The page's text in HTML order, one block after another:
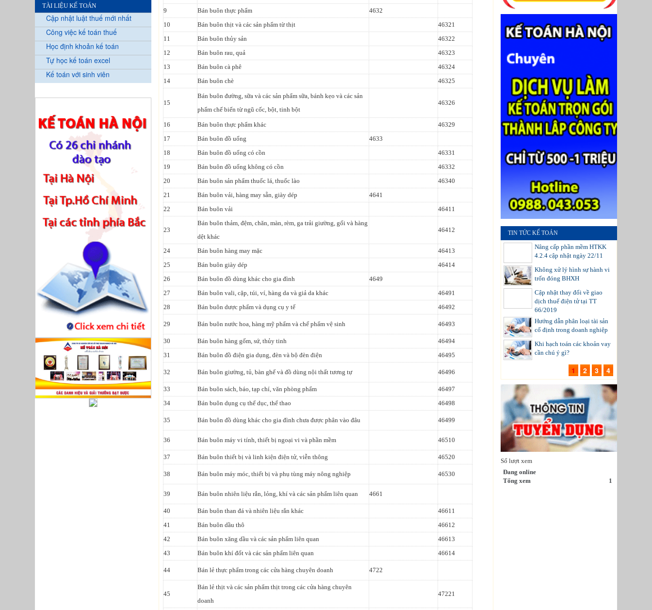
TÀI LIỆU KẾ TOÁN
Cập nhật luật thuế mới nhất
Công việc kế toán thuế
Học định khoản kế toán
Tự học kế toán excel
Kế toán với sinh viên
9 Bán buôn thực phẩm
4632
10
Bán buôn thịt và các sản phẩm từ thịt
46321
11
Bán buôn thủy sản
46322
12
Bán buôn rau, quả
46323
13
Bán buôn cà phê
46324
14
Bán buôn chè 46325
15
Bán buôn đường, sữa và các sản phẩm sữa, bánh kẹo và các sản
phẩm chế biến từ ngũ cốc, bột, tinh bột
46326
16 Bán buôn thực phẩm khác
46329
17
Bán buôn đồ uống
4633
18
Bán buôn đồ uống có cồn
46331
19
Bán buôn đồ uống không có cồn
46332
20
Bán buôn sản phẩm thuốc lá, thuốc lào
46340
21
Bán buôn vải, hàng may sẵn, giày dép
4641
22
Bán buôn vải 46411
23
Bán buôn thảm, đệm, chăn, màn, rèm, ga trải giường, gối và hàng
dệt khác
46412
24 Bán buôn hàng may mặc
46413
25
Bán buôn giày dép
46414
26
Bán buôn đồ dùng khác cho gia đình
4649
27
Bán buôn vali, cặp, túi, ví, hàng da và giả da khác
46491
28
Bán buôn dược phẩm và dụng cụ y tế 46492
29 Bán buôn nước hoa, hàng mỹ phẩm và chế phẩm vệ sinh 46493
30 Bán buôn hàng gốm, sứ, thủy tinh
46494
31
Bán buôn đồ điện gia dụng, đèn và bộ đèn điện 46495
32 Bán buôn giường, tủ, bàn ghế và đồ dùng nội thất tương tự 46496
33 Bán buôn sách, báo, tạp chí, văn phòng phẩm
46497
34
Bán buôn dụng cụ thể dục, thể thao 46498
35 Bán buôn đồ dùng khác cho gia đình chưa được phân vào đâu 46499
36 Bán buôn máy vi tính, thiết bị ngoại vi và phần mềm 46510
37 Bán buôn thiết bị và linh kiện điện tử, viễn thông 46520
38 Bán buôn máy móc, thiết bị và phụ tùng máy nông nghiệp 46530
39 Bán buôn nhiên liệu rắn, lỏng, khí và các sản phẩm liên quan 4661
40 Bán buôn than đá và nhiên liệu rắn khác
46611
41
Bán buôn dầu thô
46612
42
Bán buôn xăng dầu và các sản phẩm liên quan
46613
43
Bán buôn khí đốt và các sản phẩm liên quan 46614
44 Bán lẻ thực phẩm trong các cửa hàng chuyên doanh 4722
45
Bán lẻ thịt và các sản phẩm thịt trong các cửa hàng chuyên
doanh
47221
TIN TỨC KẾ TOÁN
Nâng cấp phần mềm HTKK
4.2.4 cập nhật ngày 22/11
Không xử lý hình sự hành vi
trốn đóng BHXH
Cập nhật thay đổi về giao
dịch thuế điện tử tại TT
66/2019
Hướng dẫn phân loại tài sản
cố định trong doanh nghiệp
Khi hạch toán các khoản vay
cần chú ý gì?
1 2 3 4
Số lượt xem
Đang online
Tổng xem
1